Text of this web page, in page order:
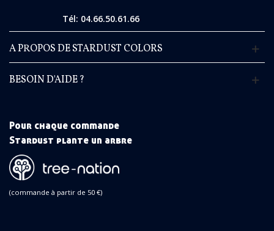
Tél: 04.66.50.61.66
A PROPOS DE STARDUST COLORS
BESOIN D'AIDE ?
Pour chaque commande
Stardust plante un arbre
(commande à partir de 50 €)